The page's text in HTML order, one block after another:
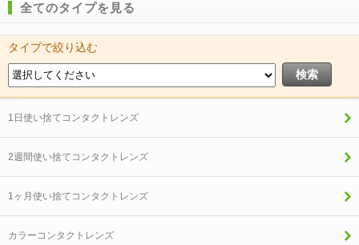
全てのタイプを見る
タイプで絞り込む
1日使い捨てコンタクトレンズ
2週間使い捨てコンタクトレンズ
1ヶ月使い捨てコンタクトレンズ
カラーコンタクトレンズ